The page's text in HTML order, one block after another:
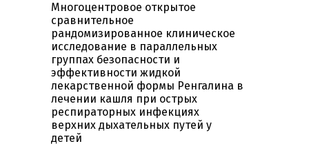
Многоцентровое открытое
сравнительное
рандомизированное клиническое
исследование в параллельных
группах безопасности и
эффективности жидкой
лекарственной формы Ренгалина в
лечении кашля при острых
респираторных инфекциях
верхних дыхательных путей у
детей